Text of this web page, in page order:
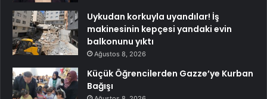
Uykudan korkuyla uyandılar! İş
makinesinin kepçesi yandaki evin
balkonunu yıktı
Ağustos 8, 2026
Küçük Öğrencilerden Gazze’ye Kurban
Bağışı